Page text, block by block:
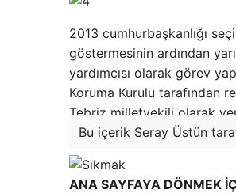
2013 cumhurbaşkanlığı
göstermesinin ardından
yardımcısı olarak görev
Koruma Kurulu tarafından
Tebriz milletvekili olarak
Bu içerik Seray Üstün
ANA SAYFAYA DÖNMEK